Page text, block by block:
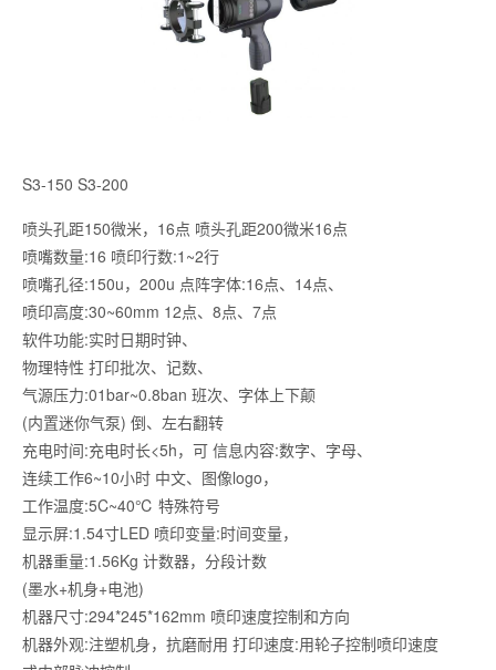
S3-150 S3-200
喷头孔距150微米，16点 喷头孔距200微米16点
喷嘴数量:16 喷印行数:1~2行
喷嘴孔径:150u，200u 点阵字体:16点、14点、
喷印高度:30~60mm 12点、8点、7点
软件功能:实时日期时钟、
物理特性 打印批次、记数、
气源压力:01bar~0.8ban 班次、字体上下颠
(内置迷你气泵) 倒、左右翻转
充电时间:充电时长<5h，可 信息内容:数字、字母、
连续工作6~10小时 中文、图像logo，
工作温度:5C~40℃ 特殊符号
显示屏:1.54寸LED 喷印变量:时间变量，
机器重量:1.56Kg 计数器，分段计数
(墨水+机身+电池)
机器尺寸:294*245*162mm 喷印速度控制和方向
机器外观:注塑机身，抗磨耐用 打印速度:用轮子控制喷印速度